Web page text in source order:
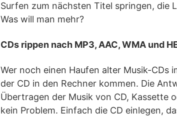
Surfen zum nächsten Titel springen, die
Was will man mehr?
CDs rippen nach MP3, AAC, WMA und
Wer noch einen Haufen alter Musik-CDs
der CD in den Rechner kommen. Die
Übertragen der Musik von CD, Kassette
kein Problem. Einfach die CD einlegen,